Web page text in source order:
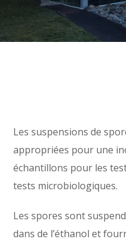
Les suspensions de
appropriées pour une
échantillons pour les
tests microbiologiques.
Les spores sont
dans de l’éthanol et